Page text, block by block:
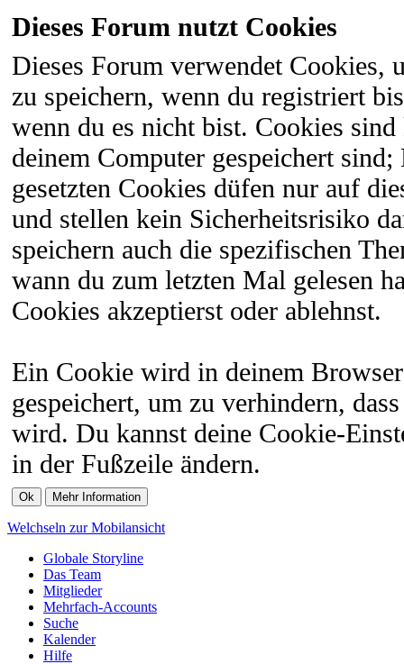
Dieses Forum nutzt Cookies
Dieses Forum verwendet Cookies,
zu speichern, wenn du registriert
wenn du es nicht bist. Cookies
deinem Computer gespeichert
gesetzten Cookies düfen nur auf
und stellen kein Sicherheitsrisiko
speichern auch die spezifischen
wann du zum letzten Mal gelesen
Cookies akzeptierst oder ablehnst.
Ein Cookie wird in deinem
gespeichert, um zu verhindern,
wird. Du kannst deine Cookie-
in der Fußzeile ändern.
Welchseln zur Mobilansicht
Globale Storyline
Das Team
Mitglieder
Mehrfach-Accounts
Suche
Kalender
Hilfe